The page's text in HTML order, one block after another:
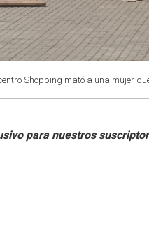
Shopping mató a una mujer